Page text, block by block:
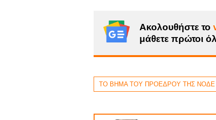
Ακολουθήστε το
μάθετε πρώτοι
ΤΟ ΒΗΜΑ ΤΟΥ ΠΡΟΕΔΡΟΥ ΤΗΣ ΝΟΔΕ